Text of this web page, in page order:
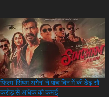
फिल्म ‘सिंघम अगेन’ ने पांच दिन में की डेढ़ साै
कराेड़ से अधिक की कमाई